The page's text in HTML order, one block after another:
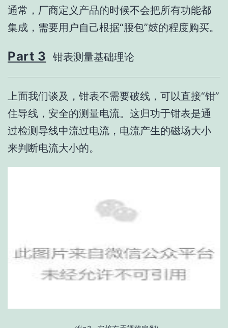
通常，厂商定义产品的时候不会把所有功能都
集成，需要用户自己根据“腰包”鼓的程度购买。
Part 3 钳表测量基础理论
上面我们谈及，钳表不需要破线，可以直接“钳”
住导线，安全的测量电流。这归功于钳表是通
过检测导线中流过电流，电流产生的磁场大小
来判断电流大小的。